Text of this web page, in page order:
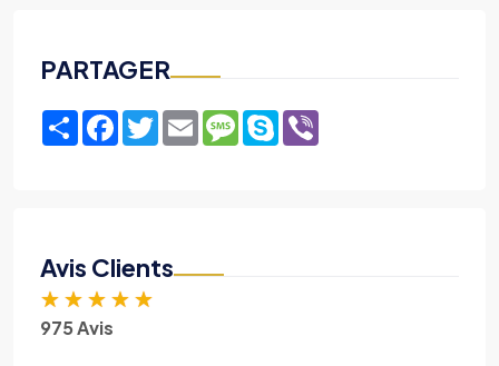
PARTAGER
ShareFacebook
TwitterEmailMessage
Skype
Avis Clients
★ ★ ★ ★ ★
975 Avis